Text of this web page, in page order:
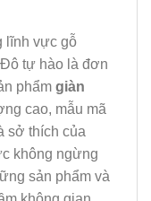
lĩnh vực gỗ
tự hào là đơn
phẩm giàn
cao, mẫu mã
sở thích của
không ngừng
sản phẩm và